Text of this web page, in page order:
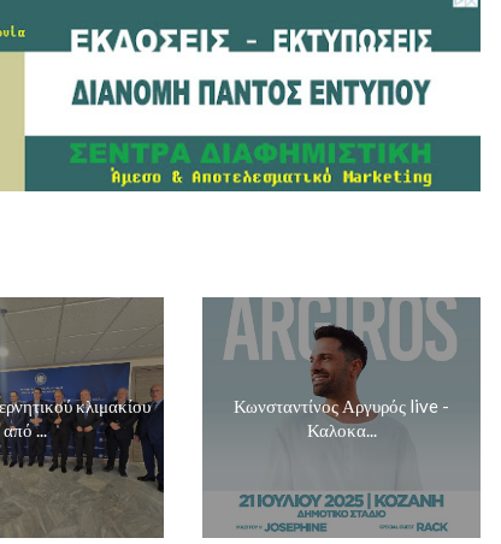
κλιμακίου
από ...
Κωνσταντίνος Αργυρός live -
Καλοκα...